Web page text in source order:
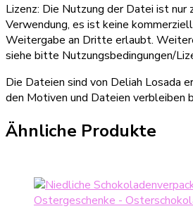
Lizenz: Die Nutzung der Datei ist nur
Verwendung, es ist keine
Weitergabe an Dritte erlaubt.
siehe bitte Nutzungsbedingungen/
Die Dateien sind von Deliah Losada
den Motiven und Dateien verbleiben
Ähnliche Produkte